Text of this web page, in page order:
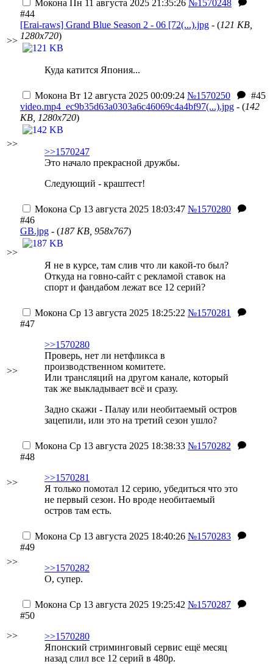
>>
Мокона Пн 11 августа 2025 21:35:26 №1570248
#44
[Erai-raws] Grand Blue Season 2 - 06 [72(...).jpg - (121 KB,
1280x720)
Куда катится Япония...
>>
Мокона Вт 12 августа 2025 00:09:24 №1570250
#45
video.mp4_ec9b35d63a0303a6c46069c4a4bf97(...).jpg - (142
KB, 1280x720)
>>1570247
Это начало прекрасной дружбы.
Cледующий - краштест!
>>
Мокона Ср 13 августа 2025 18:03:47 №1570280
#46
GB.jpg - (187 KB, 958x767)
Я не в курсе, там слив что ли какой-то был?
Откуда на говно-сайт с рекламой ставок на
спорт и фандабом лежат все 12 серий?
>>
Мокона Ср 13 августа 2025 18:25:22 №1570281
#47
>>1570280
Проверь, нет ли нетфликса в
производственном комитете.
Или трансляций на другом канале, который
так же выкладывает всё и сразу.
Задно скажи - Палау или необитаемый остров
зацепили, или это на третий сезон ушло?
>>
Мокона Ср 13 августа 2025 18:38:33 №1570282
#48
>>1570281
Я только помотал 12 серию, убедиться что это
не первый сезон. Но вроде необитаемый
остров там есть.
>>
Мокона Ср 13 августа 2025 18:40:26 №1570283
#49
>>1570282
О, супер.
>>
Мокона Ср 13 августа 2025 19:25:42 №1570287
#50
>>1570280
Японский стриминговый сервис ещё месяц
назад слил все 12 серий в 480р.